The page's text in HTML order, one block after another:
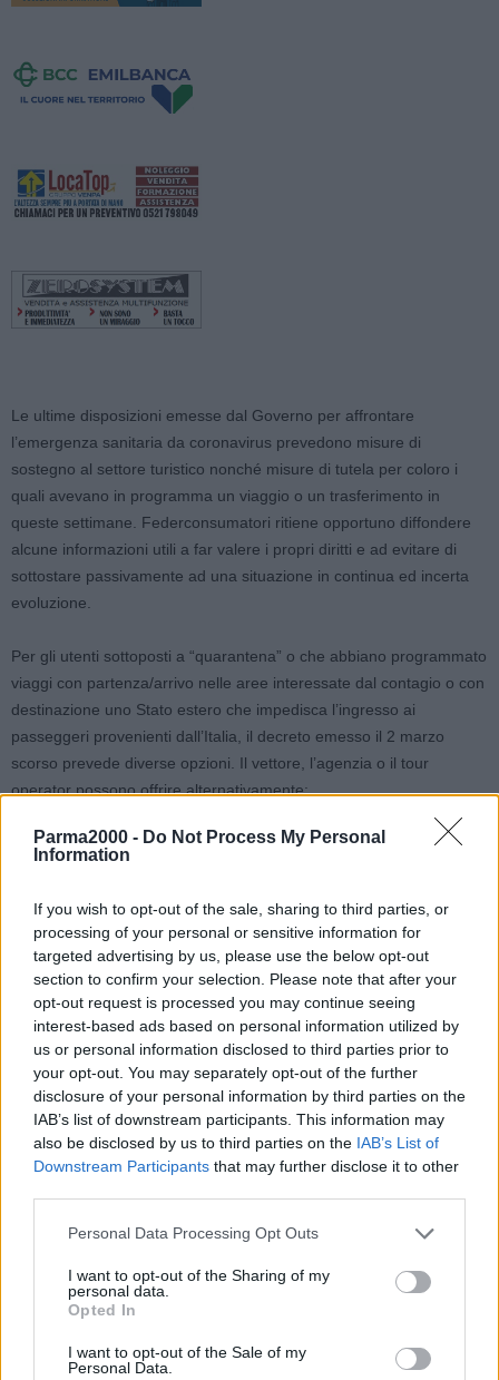
Parma2000 - Do Not Process My Personal
Information
If you wish to opt-out of the sale, sharing to third parties, or
processing of your personal or sensitive information for
targeted advertising by us, please use the below opt-out
section to confirm your selection. Please note that after your
opt-out request is processed you may continue seeing
interest-based ads based on personal information utilized by
us or personal information disclosed to third parties prior to
your opt-out. You may separately opt-out of the further
disclosure of your personal information by third parties on the
IAB’s list of downstream participants. This information may
also be disclosed by us to third parties on the IAB’s List of
Downstream Participants that may further disclose it to other
Personal Data Processing Opt Outs
I want to opt-out of the Sharing of my
personal data.
Opted In
I want to opt-out of the Sale of my
Personal Data.
Le ultime disposizioni emesse dal Governo per affrontare
l’emergenza sanitaria da coronavirus prevedono misure di
sostegno al settore turistico nonché misure di tutela per coloro i
quali avevano in programma un viaggio o un trasferimento in
queste settimane. Federconsumatori ritiene opportuno diffondere
alcune informazioni utili a far valere i propri diritti e ad evitare di
sottostare passivamente ad una situazione in continua ed incerta
evoluzione.
Per gli utenti sottoposti a “quarantena” o che abbiano programmato
viaggi con partenza/arrivo nelle aree interessate dal contagio o con
destinazione uno Stato estero che impedisca l’ingresso ai
passeggeri provenienti dall’Italia, il decreto emesso il 2 marzo
scorso prevede diverse opzioni. Il vettore, l’agenzia o il tour
operator possono offrire alternativamente:
pacchetto sostitutivo di pari valore
e hanno la facoltà di scegliere quale tra le tre opzioni proporre al
cliente. Le medesime possibilità valgono inoltre per coloro i quali
abbiano programmato la partecipazione a concorsi pubblici o
procedure di selezione pubblica, manifestazioni o iniziative di
qualsiasi natura che siano stati annullati.
Federconsumatori valuta positivamente queste misure, tuttavia
sarà opportuno ed incentivante sia per i tour operator che per i
viaggiatori individuare una soluzione condivisa, al fine di
Riteniamo inoltre insufficiente il termine di 1 anno per l’utilizzo
dell’eventuale voucher, sia per la situazione di grande
indeterminatezza strettamente collegata all’emergenza sanitaria,
sia per la oggettiva difficoltà di riprogrammazione di periodi di